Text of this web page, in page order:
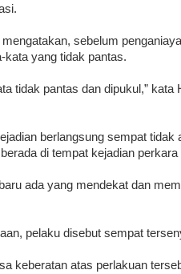
sebelum
kata yang tidak pantas.
tidak pantas dan dipukul,” kata
berlangsung sempat tidak
di tempat kejadian perkara
ada yang mendekat dan
pelaku disebut sempat
keberatan atas perlakuan